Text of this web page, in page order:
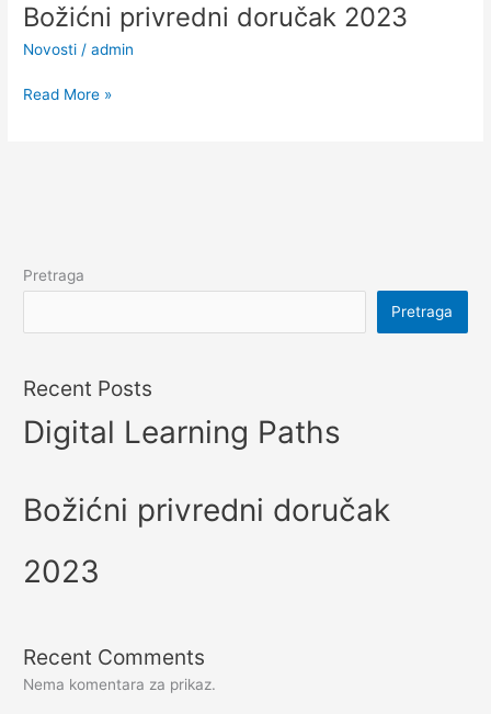
Božićni privredni doručak 2023
Novosti /admin
Read More »
Pretraga
Pretraga
Recent Posts
Digital Learning Paths
Božićni privredni doručak
2023
Recent Comments
Nema komentara za prikaz.